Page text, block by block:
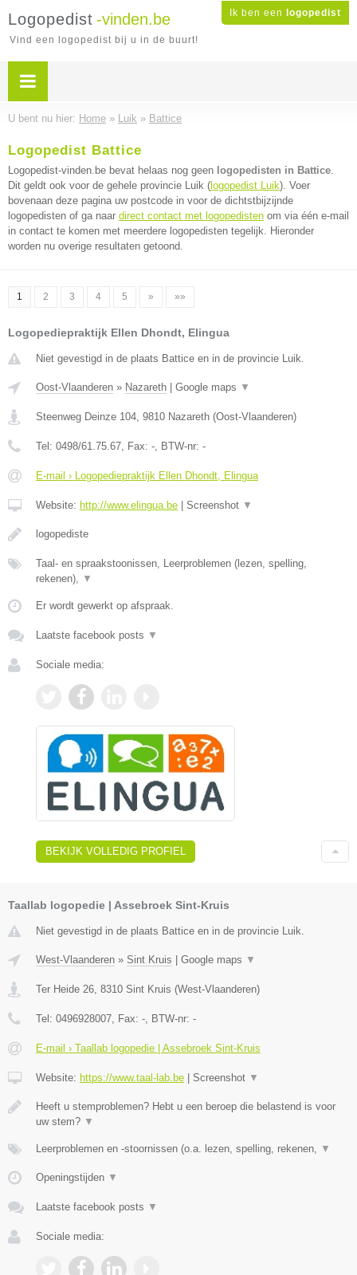
Ik ben een logopedist
Logopedist -vinden.be
Vind een logopedist bij u in de buurt!
U bent nu hier: Home » Luik » Battice
Logopedist Battice
Logopedist-vinden.be bevat helaas nog geen logopedisten in Battice.
Dit geldt ook voor de gehele provincie Luik ( logopedist Luik). Voer
bovenaan deze pagina uw postcode in voor de dichtstbijzijnde
logopedisten of ga naar direct contact met logopedisten om via één e-mail
in contact te komen met meerdere logopedisten tegelijk. Hieronder
worden nu overige resultaten getoond.
1 2 3 4 5 » »»
Logopediepraktijk Ellen Dhondt, Elingua
Niet gevestigd in de plaats Battice en in de provincie Luik.
Oost-Vlaanderen » Nazareth Google maps ▼
Steenweg Deinze 104, 9810 Nazareth (Oost-Vlaanderen)
Tel: 0498/61.75.67, Fax: -, BTW-nr: -
E-mail › Logopediepraktijk Ellen Dhondt, Elingua
Website: http://www.elingua.be Screenshot ▼
logopediste
Taal- en spraakstoonissen, Leerproblemen (lezen, spelling,
rekenen), ▼
Er wordt gewerkt op afspraak.
Laatste facebook posts ▼
Sociale media:
BEKIJK VOLLEDIG PROFIEL
Taallab logopedie | Assebroek Sint-Kruis
Niet gevestigd in de plaats Battice en in de provincie Luik.
West-Vlaanderen » Sint Kruis Google maps ▼
Ter Heide 26, 8310 Sint Kruis (West-Vlaanderen)
Tel: 0496928007, Fax: -, BTW-nr: -
E-mail › Taallab logopedie | Assebroek Sint-Kruis
Website: https://www.taal-lab.be Screenshot ▼
Heeft u stemproblemen? Hebt u een beroep die belastend is voor
uw stem? ▼
Leerproblemen en -stoornissen (o.a. lezen, spelling, rekenen, ▼
Openingstijden ▼
Laatste facebook posts ▼
Sociale media: